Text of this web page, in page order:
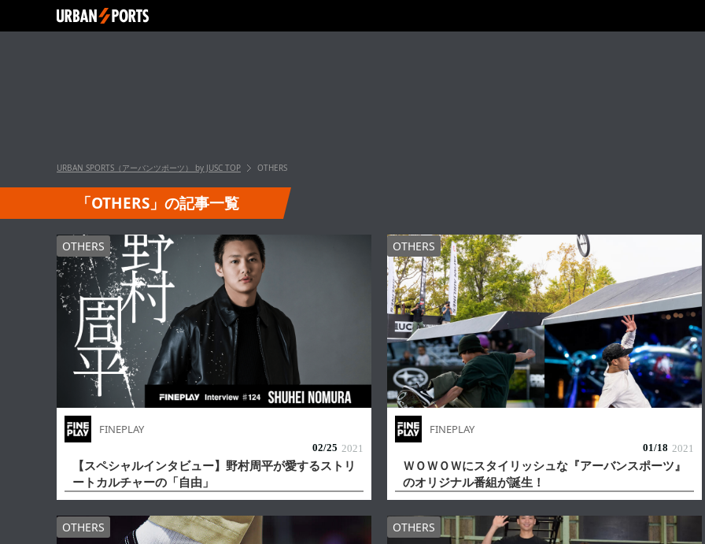
URBAN SPORTS（アーバンツポーツ） by JUSC TOP OTHERS
「OTHERS」の記事一覧
OTHERS
FINEPLAY
02/25 2021
【スペシャルインタビュー】野村周平が愛するストリ
ートカルチャーの「自由」
OTHERS
FINEPLAY
01/18 2021
ＷＯＷＯＷにスタイリッシュな『アーバンスポーツ』
のオリジナル番組が誕生！
OTHERS OTHERS